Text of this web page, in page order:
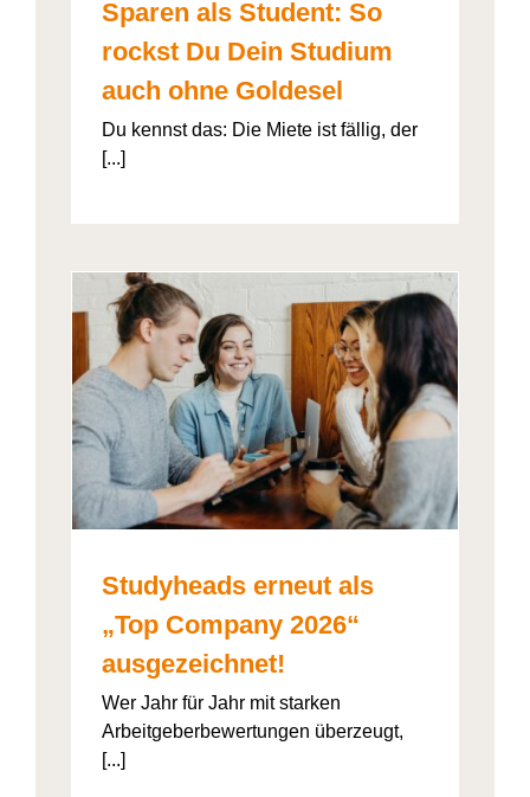
Sparen als Student: So
rockst Du Dein Studium
auch ohne Goldesel
Du kennst das: Die Miete ist fällig, der
[...]
Studyheads erneut als
„Top Company 2026“
ausgezeichnet!
Wer Jahr für Jahr mit starken
Arbeitgeberbewertungen überzeugt,
[...]